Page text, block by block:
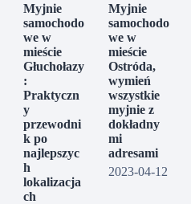
Myjnie
samochodo
we w
mieście
Głuchołazy
:
Praktyczn
y
przewodni
k po
najlepszyc
h
lokalizacja
ch
Myjnie
samochodo
we w
mieście
Ostróda,
wymień
wszystkie
myjnie z
dokładny
mi
adresami
2023-04-12